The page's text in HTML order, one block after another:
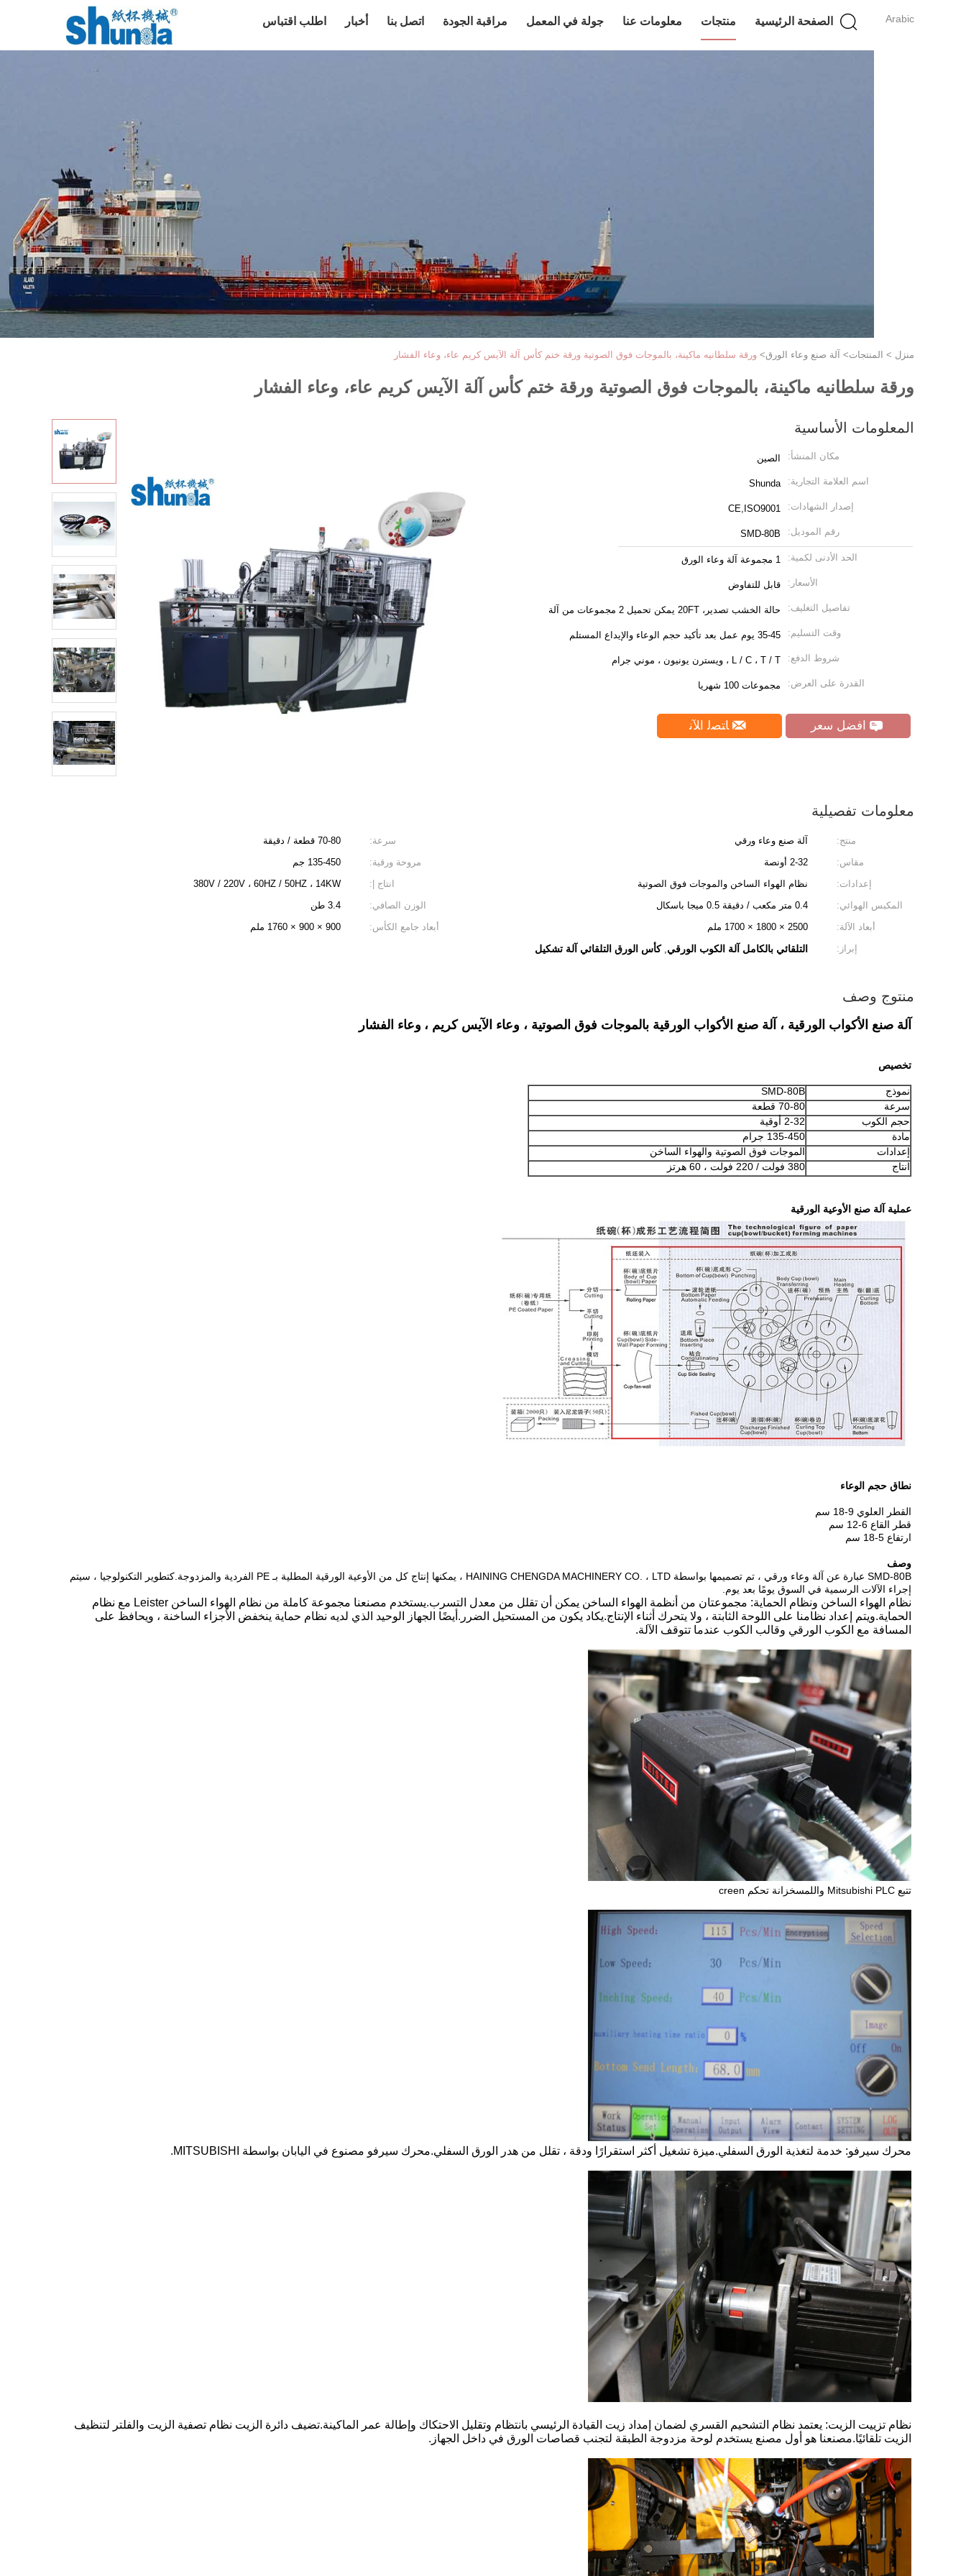
Arabic الصفحة الرئيسية منتجات معلومات عنا جولة في المعمل مراقبة الجودة اتصل بنا أخبار اطلب اقتباس
منزل > المنتجات> آلة صنع وعاء الورق> ورقة سلطانيه ماكينة، بالموجات فوق الصوتية ورقة ختم كأس آلة الآيس كريم عاء، وعاء الفشار
ورقة سلطانيه ماكينة، بالموجات فوق الصوتية ورقة ختم كأس آلة الآيس كريم عاء، وعاء الفشار
المعلومات الأساسية
مكان المنشأ: الصين
اسم العلامة التجارية: Shunda
إصدار الشهادات: CE,ISO9001
رقم الموديل: SMD-80B
الحد الأدنى لكمية: 1 مجموعة آلة وعاء الورق
الأسعار: قابل للتفاوض
تفاصيل التغليف: حالة الخشب تصدير، 20FT يمكن تحميل 2 مجموعات من آلة
وقت التسليم: 35-45 يوم عمل بعد تأكيد حجم الوعاء والإيداع المستلم
شروط الدفع: L / C ، T / T ، ويسترن يونيون ، موني جرام
القدرة على العرض: مجموعات 100 شهريا
افضل سعر ﺎﺘﺼﻟ ﺍﻶﻧ
معلومات تفصيلية
منتج: آلة صنع وعاء ورقي سرعة:
70-80 قطعة / دقيقة
مقاس:
2-32 أونصة مروحة ورقية:
135-450 جم
إعدادات:
نظام الهواء الساخن والموجات فوق الصوتية انتاج |:
380V / 220V ، 60HZ / 50HZ ، 14KW
المكبس الهوائي:
0.4 متر مكعب / دقيقة 0.5 ميجا باسكال الوزن الصافي:
3.4 طن
أبعاد الآلة:
2500 × 1800 × 1700 ملم أبعاد جامع الكأس:
900 × 900 × 1760 ملم
إبراز:
التلقائي بالكامل آلة الكوب الورقي,كأس الورق التلقائي آلة تشكيل
منتوج وصف
آلة صنع الأكواب الورقية ، آلة صنع الأكواب الورقية بالموجات فوق الصوتية ، وعاء الآيس كريم ، وعاء الفشار
تخصيص
نموذج
SMD-80B
سرعة
70-80 قطعة
حجم الكوب
2-32 أوقية
مادة
135-450 جرام
إعدادات
الموجات فوق الصوتية والهواء الساخن
انتاج
380 فولت / 220 فولت ، 60 هرتز
عملية آلة صنع الأوعية الورقية
نطاق حجم الوعاء
القطر العلوي 9-18 سم
قطر القاع 6-12 سم
ارتفاع 5-18 سم
وصف
SMD-80B عبارة عن آلة وعاء ورقي ، تم تصميمها بواسطة HAINING CHENGDA MACHINERY CO. ، LTD ، يمكنها إنتاج كل من الأوعية الورقية المطلية بـ PE الفردية والمزدوجة.كتطوير التكنولوجيا ، سيتم
إجراء الآلات الرسمية في السوق يومًا بعد يوم.
نظام الهواء الساخن ونظام الحماية: مجموعتان من أنظمة الهواء الساخن يمكن أن تقلل من معدل التسرب.يستخدم مصنعنا مجموعة كاملة من نظام الهواء الساخن Leister مع نظام
الحماية.ويتم إعداد نظامنا على اللوحة الثابتة ، ولا يتحرك أثناء الإنتاج.يكاد يكون من المستحيل الضرر.أيضًا الجهاز الوحيد الذي لديه نظام حماية ينخفض ​​الأجزاء الساخنة ، ويحافظ على
المسافة مع الكوب الورقي وقالب الكوب عندما تتوقف الآلة.
تتبع Mitsubishi PLC واللمس خزانة تحكم creen
محرك سيرفو: خدمة لتغذية الورق السفلي.ميزة تشغيل أكثر استقرارًا ودقة ، تقلل من هدر الورق السفلي.محرك سيرفو مصنوع في اليابان بواسطة MITSUBISHI.
نظام تزييت الزيت: يعتمد نظام التشحيم القسري لضمان إمداد زيت القيادة الرئيسي بانتظام وتقليل الاحتكاك وإطالة عمر الماكينة.تضيف دائرة الزيت نظام تصفية الزيت والفلتر لتنظيف
الزيت تلقائيًا.مصنعنا هو أول مصنع يستخدم لوحة مزدوجة الطبقة لتجنب قصاصات الورق في داخل الجهاز.